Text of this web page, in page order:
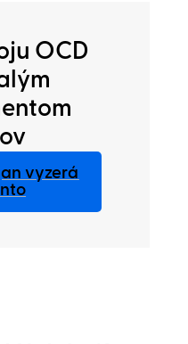
OCD
vyzerá